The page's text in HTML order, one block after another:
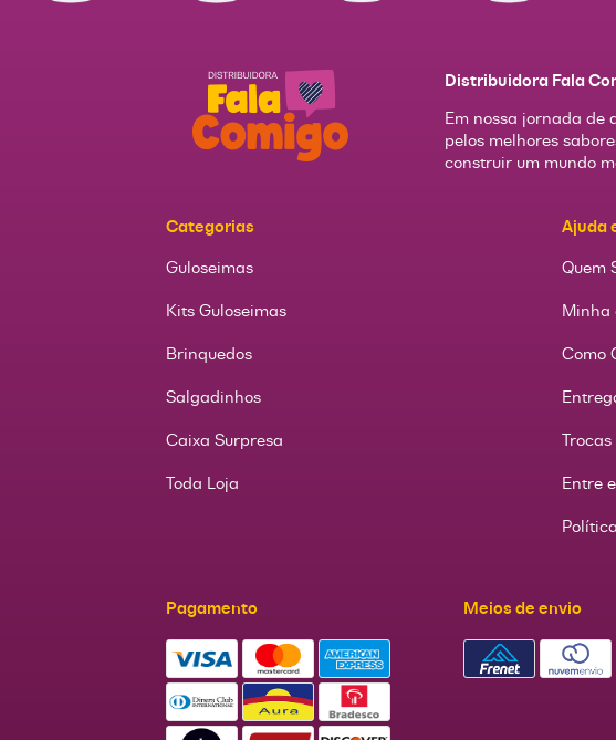
Distribuidora Fala
Em nossa jornada de
pelos melhores
construir um mundo
Categorias
Guloseimas
Kits Guloseimas
Brinquedos
Salgadinhos
Caixa Surpresa
Toda Loja
Ajuda
Quem
Minha
Como
Trocas
Entre
Pagamento Meios de envio